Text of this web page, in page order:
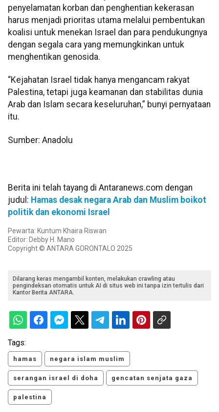
penyelamatan korban dan penghentian kekerasan
harus menjadi prioritas utama melalui pembentukan
koalisi untuk menekan Israel dan para pendukungnya
dengan segala cara yang memungkinkan untuk
menghentikan genosida.
“Kejahatan Israel tidak hanya mengancam rakyat
Palestina, tetapi juga keamanan dan stabilitas dunia
Arab dan Islam secara keseluruhan,” bunyi pernyataan
itu.
Sumber: Anadolu
Berita ini telah tayang di Antaranews.com dengan
judul: Hamas desak negara Arab dan Muslim boikot
politik dan ekonomi Israel
Pewarta: Kuntum Khaira Riswan
Editor: Debby H. Mano
Copyright © ANTARA GORONTALO 2025
Dilarang keras mengambil konten, melakukan crawling atau
pengindeksan otomatis untuk AI di situs web ini tanpa izin tertulis dari
Kantor Berita ANTARA.
Tags:
hamas negara islam muslim
serangan israel di doha gencatan senjata gaza
palestina